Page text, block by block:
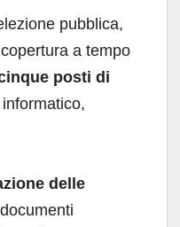
pubblica,
a tempo
posti di
delle